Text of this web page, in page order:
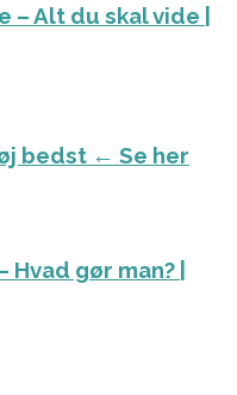
– Alt du skal vide |
bedst ← Se her
gør man? |